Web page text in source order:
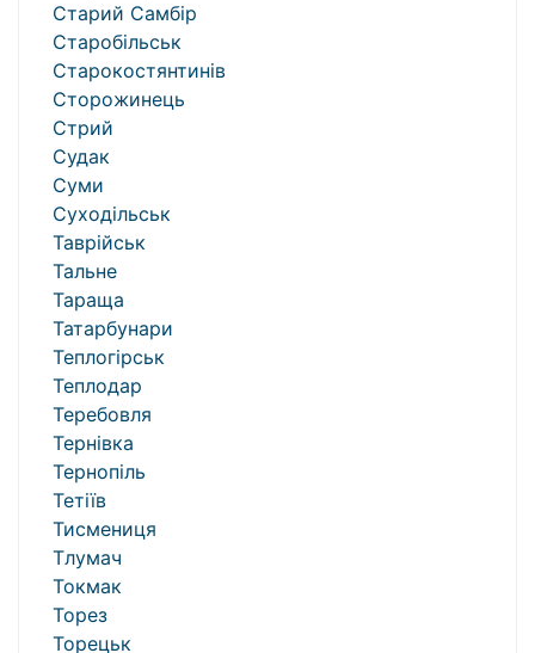
Старий Самбір
Старобільськ
Старокостянтинів
Сторожинець
Стрий
Судак
Суми
Суходільськ
Таврійськ
Тальне
Тараща
Татарбунари
Теплогірськ
Теплодар
Теребовля
Тернівка
Тернопіль
Тетіїв
Тисмениця
Тлумач
Токмак
Торез
Торецьк